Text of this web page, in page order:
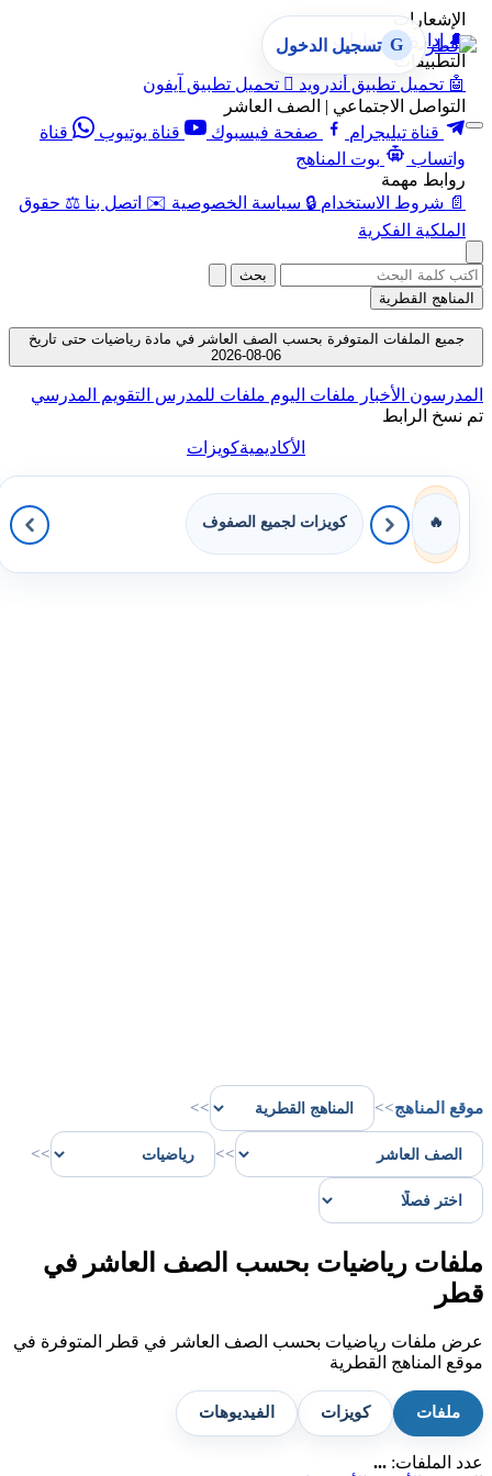
الإشعارات
🔔 إدارة الإشعارات
التطبيقات
🤖 تحميل تطبيق أندرويد  تحميل تطبيق آيفون
التواصل الاجتماعي | الصف العاشر
قناة تيليجرام
صفحة فيسبوك قناة يوتيوب
قناة
واتساب
بوت المناهج
روابط مهمة
📄 شروط الاستخدام 🔒 سياسة الخصوصية ✉️ اتصل بنا ⚖️ حقوق
الملكية الفكرية
G تسجيل الدخول
بحث
المناهج القطرية
جميع الملفات المتوفرة بحسب الصف العاشر في مادة رياضيات حتى تاريخ
06-08-2026
المدرسون الأخبار ملفات اليوم ملفات للمدرس التقويم المدرسي
تم نسخ الرابط
الأكاديميةكويزات
🔥 كويزات لجميع الصفوف
موقع المناهج>>
>>
>>
>>
ملفات رياضيات بحسب الصف العاشر في
قطر
عرض ملفات رياضيات بحسب الصف العاشر في قطر المتوفرة في
موقع المناهج القطرية
ملفات كويزات الفيديوهات
عدد الملفات: ...